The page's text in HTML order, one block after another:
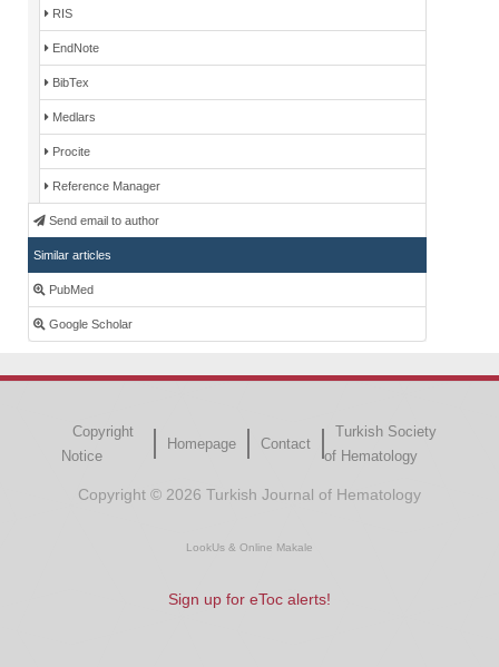
RIS
EndNote
BibTex
Medlars
Procite
Reference Manager
Send email to author
Similar articles
PubMed
Google Scholar
Copyright
Notice
Homepage Contact
Turkish Society
of Hematology
Copyright © 2026 Turkish Journal of Hematology
LookUs & Online Makale
Sign up for eToc alerts!